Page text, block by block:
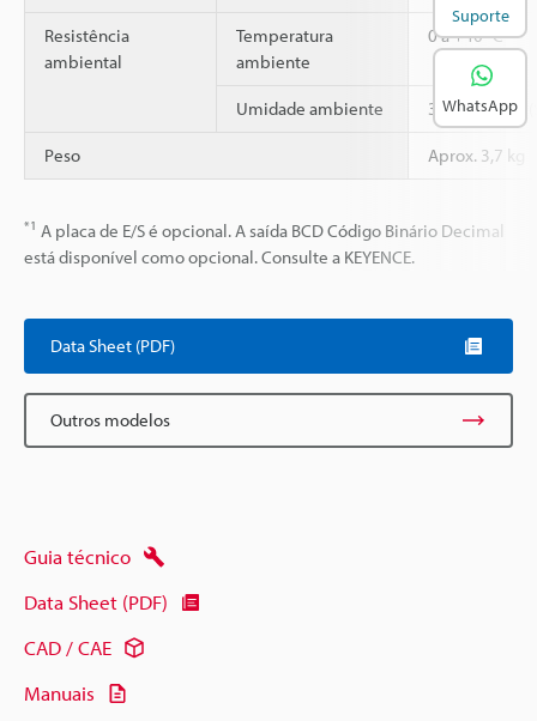
Resistência
ambiental
Temperatura
ambiente
0 a +40 °C
Umidade ambiente 35 a 85 % RH
Peso Aprox. 3,7 kg
*1 A placa de E/S é opcional. A saída BCD Código Binário Decimal
está disponível como opcional. Consulte a KEYENCE.
Data Sheet (PDF)
Outros modelos
Guia técnico
Data Sheet (PDF)
CAD / CAE
Manuais
Suporte
WhatsApp